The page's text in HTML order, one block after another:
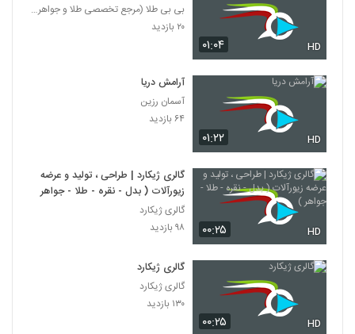
۰۱:۰۴ HD
بی بی طلا (مرجع تخصصی طلا و جواهر ایران)
۲۰ بازدید
۰۱:۲۲ HD
آرامش دریا
آسمان رزین
۶۴ بازدید
۰۰:۲۵ HD
گالری ژیکارد | طراحی ، تولید و عرضه
زیورآلات ( بدل - نقره - طلا - جواهر )
گالری ژیکارد
۹۸ بازدید
۰۰:۲۵ HD
گالری ژیکارد
گالری ژیکارد
۱۳۰ بازدید